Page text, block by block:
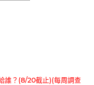
誰？(8/20截止)(每周調查